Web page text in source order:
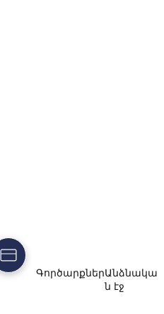
ԳործարքներԱնձնակա
ն էջ